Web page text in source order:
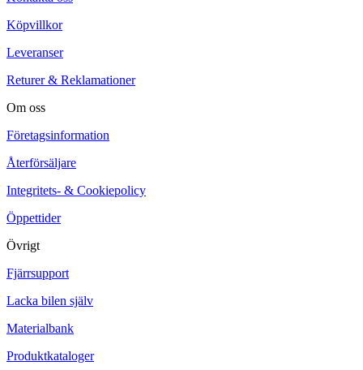
Köpvillkor
Leveranser
Returer & Reklamationer
Om oss
Företagsinformation
Återförsäljare
Integritets- & Cookiepolicy
Öppettider
Övrigt
Fjärrsupport
Lacka bilen själv
Materialbank
Produktkataloger